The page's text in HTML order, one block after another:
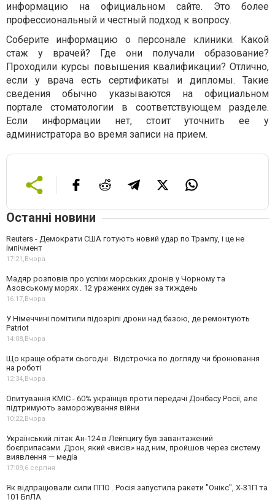
информацию на официальном сайте. Это более
профессиональный и честный подход к вопросу.
Соберите информацию о персонале клиники. Какой
стаж у врачей? Где они получали образование?
Проходили курсы повышения квалификации? Отлично,
если у врача есть сертификаты и дипломы. Такие
сведения обычно указываются на официальном
портале стоматологии в соответствующем разделе.
Если информации нет, стоит уточнить ее у
администратора во время записи на прием.
Останні новини
Reuters - Демократи США готують новий удар по Трампу, і це не
імпічмент
17:21,Вчора
Мадяр розповів про успіхи морських дронів у Чорному та
Азовському морях . 12 уражених суден за тиждень
16:17,Вчора
У Німеччині помітили підозрілі дрони над базою, де ремонтують
Patriot
14:08,Вчора
Що краще обрати сьогодні . Відстрочка по догляду чи бронювання
на роботі
12:34,Вчора
Опитування КМІС - 60% українців проти передачі Донбасу Росії, але
підтримують заморожування війни
10:22,Вчора
Український літак Ан-124 в Лейпцигу був завантажений
боєприпасами. Дрон, який «висів» над ним, пройшов через систему
виявлення — медіа
17:09,6 серпня
Як відпрацювали сили ППО . Росія запустила ракети "Онікс", Х-31П та
101 БпЛА